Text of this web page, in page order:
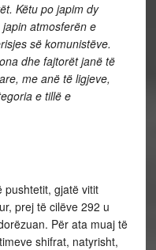
Këtu po japim dy
atmosferën e
së komunistëve.
dhe fajtorët janë të
me anë të ligjeve,
e tillë e
pushtetit, gjatë vitit
prej të cilëve 292 u
Për ata muaj të
shifrat, natyrisht,